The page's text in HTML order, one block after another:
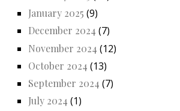
January 2025 (9)
December 2024 (7)
November 2024 (12)
October 2024 (13)
September 2024 (7)
July 2024 (1)